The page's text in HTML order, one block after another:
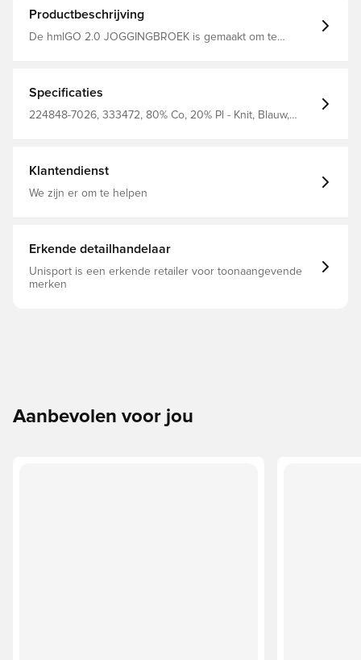
Productbeschrijving
De hmlGO 2.0 JOGGINGBROEK is gemaakt om te
elastische tailleband voor een gemakkelijke slijtage en
een strakke zijzakken. Compleet met een geborduurd
logo op de broekspijp.
Specificaties
224848-7026, 333472, 80% Co, 20% Pl - Knit, Blauw,
Klantendienst
We zijn er om te helpen
Erkende detailhandelaar
Unisport is een erkende retailer voor toonaangevende
merken
Aanbevolen voor jou